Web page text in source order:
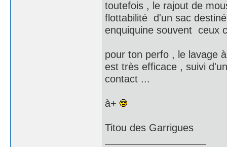
toutefois , le rajout de
flottabilité d'un sac
enquiquine souvent ceux
pour ton perfo , le lavage
est très efficace , suivi
contact ...
à+
Titou des Garrigues